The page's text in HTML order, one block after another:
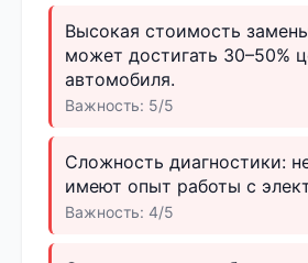
Высокая стоимость
может достигать 30–50%
автомобиля.
Важность: 5/5
Сложность диагностики:
имеют опыт работы с
Важность: 4/5